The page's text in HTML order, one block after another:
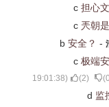
c 担心
c 兲朝
b 安全？ -
c 极端
19:01:38) (2) (0
d 监